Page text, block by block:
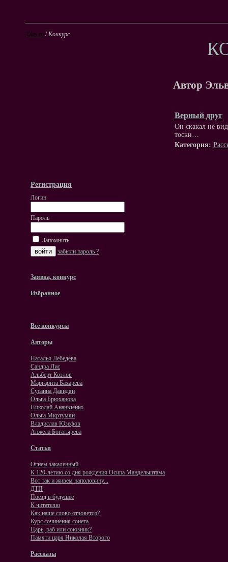
Olrs.ru /Конкурс
Регистрация
Логин
Пароль
Запомнить
забыли пароль ?
Заявка, конкурс
Избранное
Все конкурсы
Авторы
Наталья Лебедева
Сандра Лис
Альберт Козлов
Маргарита Бахарева
Сусанна Давидян
Ольга Брюханова
Николай Ананьченко
Ольга Мкртумян
Владислав Юзефов
Анжела Богатырева
Статьи
Огнем закаленный
К 120-летию со дня рождения Осипа Мандельштама
Вот так и живем наполовину...
ДТП
Поезд в будущее
К читателю
Как наше слово отзовется?
Курс сочинения сонета
Царь, раб или союзник?
Памяти царя Николая Второго
Рассказы
Автор
Верный друг
Он скакал не
тоски…
Категория: